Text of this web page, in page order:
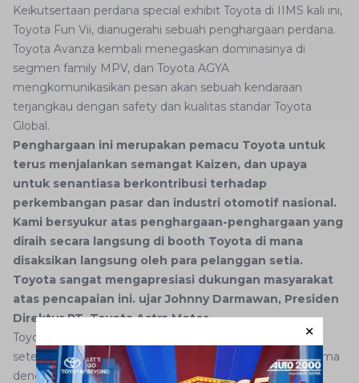
Keikutsertaan perdana special exhibit Toyota di IIMS kali ini,
Toyota Fun Vii, dianugerahi sebuah penghargaan perdana.
Toyota Avanza kembali menegaskan dominasinya di
segmen family MPV, dan Toyota AGYA
mengkomunikasikan pesan akan sebuah kendaraan
terjangkau dengan safety dan kualitas standar Toyota
Global.
Penghargaan ini merupakan pemacu Toyota untuk
terus menjalankan semangat Kaizen, dan upaya
untuk senantiasa berkontribusi terhadap
perkembangan pasar dan industri otomotif nasional.
Kami bersyukur atas penghargaan-penghargaan yang
diraih secara langsung di booth Toyota di mana
disaksikan langsung oleh para pelanggan setia.
Toyota sangat mengapresiasi dukungan masyarakat
atas pencapaian ini. ujar Johnny Darmawan, Presiden
Direktur PT. Toyota Astra Motor.
Toyota Avanza kembali berhasil meraih penghargaan
setelah menurut tim penilai, Toyota Avanza dapat diterima
dengan baik oleh pasar sebagai mobil keluarga yang